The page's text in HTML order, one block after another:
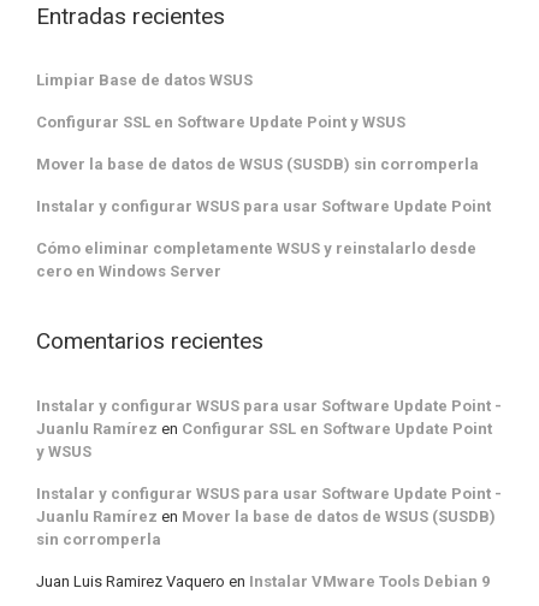
Entradas recientes
Limpiar Base de datos WSUS
Configurar SSL en Software Update Point y WSUS
Mover la base de datos de WSUS (SUSDB) sin corromperla
Instalar y configurar WSUS para usar Software Update Point
Cómo eliminar completamente WSUS y reinstalarlo desde
cero en Windows Server
Comentarios recientes
Instalar y configurar WSUS para usar Software Update Point -
Juanlu Ramírez en Configurar SSL en Software Update Point
y WSUS
Instalar y configurar WSUS para usar Software Update Point -
Juanlu Ramírez en Mover la base de datos de WSUS (SUSDB)
sin corromperla
Juan Luis Ramirez Vaquero en Instalar VMware Tools Debian 9